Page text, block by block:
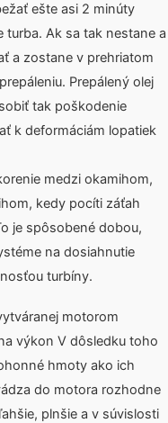
ešte asi 2 minúty
Ak sa tak nestane a
a zostane v prehriatom
Prepálený olej
tak poškodenie
k deformáciám lopatiek
medzi okamihom,
kedy pocíti záťah
je spôsobené dobou,
na dosiahnutie
turbíny.
motorom
výkon V dôsledku toho
hmoty ako ich
do motora rozhodne
plnšie a v súvislosti